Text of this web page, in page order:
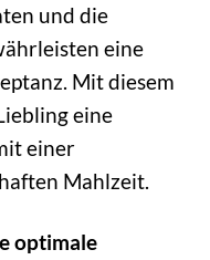
und die
eine
Mit diesem
eine
einer
Mahlzeit.
optimale